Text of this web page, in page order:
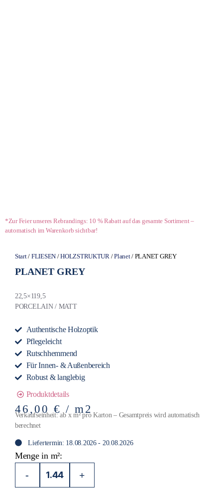
*Zur Feier unseres Rebrandings: 10 % Rabatt auf das gesamte Sortiment –
automatisch im Warenkorb sichtbar!
Start/ FLIESEN/HOLZSTRUKTUR/Planet/ PLANET GREY
PLANET GREY
22,5×119,5
PORCELAIN / MATT
Authentische Holzoptik
Pflegeleicht
Rutschhemmend
Für Innen- & Außenbereich
Robust & langlebig
Produktdetails
46,00€ / m2
Verkaufseinheit: ab x m² pro Karton – Gesamtpreis wird automatisch
berechnet
Liefertermin: 18.08.2026 - 20.08.2026
Menge in m²:
- +